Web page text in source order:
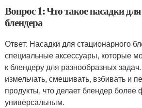
Вопрос 1: Что такое насадки
блендера
Ответ: Насадки для стационарного
специальные аксессуары, которые
к блендеру для разнообразных
измельчать, смешивать, взбивать и
продукты, что делает блендер
универсальным.